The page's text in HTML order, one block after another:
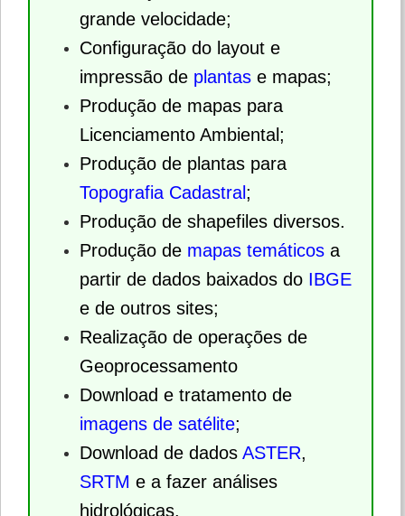
grande velocidade;
Configuração do layout e
impressão de plantas e mapas;
Produção de mapas para
Licenciamento Ambiental;
Produção de plantas para
Topografia Cadastral ;
Produção de shapefiles diversos.
Produção de mapas temáticos a
partir de dados baixados do IBGE
e de outros sites;
Realização de operações de
Geoprocessamento
Download e tratamento de
imagens de satélite;
Download de dados ASTER,
SRTM e a fazer análises
hidrológicas.